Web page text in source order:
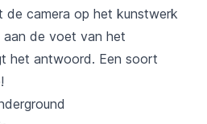
de camera op het kunstwerk
de voet van het
het antwoord. Een soort